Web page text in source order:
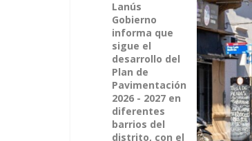
Lanús
Gobierno
informa que
sigue el
desarrollo del
Plan de
Pavimentación
2026 - 2027 en
diferentes
barrios del
distrito, con el